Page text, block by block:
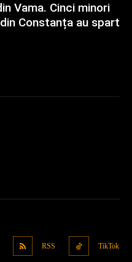
Vama. Cinci minori
Constanța au spart
RSS TikTok